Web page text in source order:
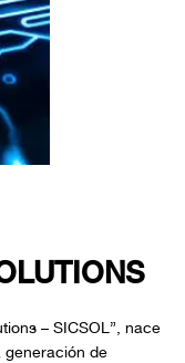
– SICSOL”, nace
generación de